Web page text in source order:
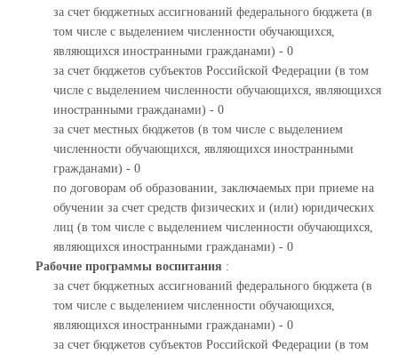
за счет бюджетных ассигнований федерального бюджета (в
том числе с выделением численности обучающихся,
являющихся иностранными гражданами) - 0
за счет бюджетов субъектов Российской Федерации (в том
числе с выделением численности обучающихся, являющихся
иностранными гражданами) - 0
за счет местных бюджетов (в том числе с выделением
численности обучающихся, являющихся иностранными
гражданами) - 0
по договорам об образовании, заключаемых при приеме на
обучении за счет средств физических и (или) юридических
лиц (в том числе с выделением численности обучающихся,
являющихся иностранными гражданами) - 0
Рабочие программы воспитания :
за счет бюджетных ассигнований федерального бюджета (в
том числе с выделением численности обучающихся,
являющихся иностранными гражданами) - 0
за счет бюджетов субъектов Российской Федерации (в том